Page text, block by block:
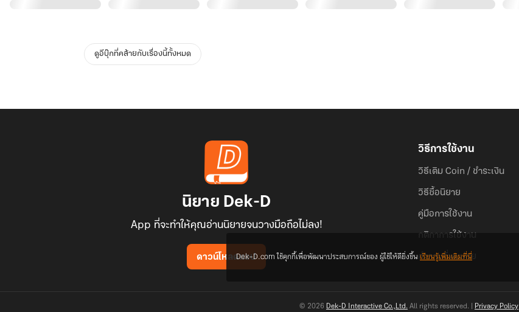
ดูอีบุ๊กที่คล้ายกับเรื่องนี้ทั้งหมด
นิยาย Dek-D
App ที่จะทำให้คุณอ่านนิยายจนวางมือถือไม่ลง!
ดาวน์โหลดแอป
วิธีการใช้งาน
วิธีเติม Coin / ชำระเงิน
วิธีซื้อนิยาย
คู่มือการใช้งาน
กติกาการใช้งาน
คำถามที่พบบ่อย
© 2026 Dek-D Interactive Co.,Ltd. All rights reserved. | Privacy Policy
Dek-D.com ใช้คุกกี้เพื่อพัฒนาประสบการณ์ของ ผู้ใช้ให้ดียิ่งขึ้นเรียนรู้เพิ่มเติมที่นี่